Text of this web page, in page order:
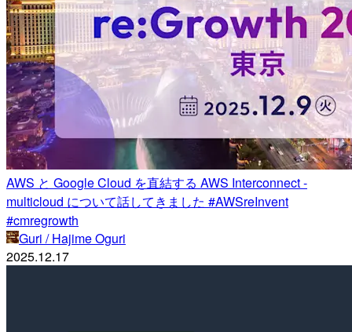
AWS と Google Cloud を直結する AWS Interconnect -
multicloud について話してきました #AWSreInvent
#cmregrowth
Guri / Hajime Oguri
2025.12.17